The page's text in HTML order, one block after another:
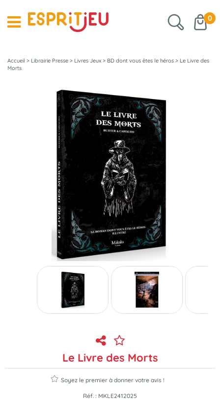
0
Accueil > Librairie Presse > Livres Jeux > BD dont vous êtes le héros > Le Livre des
Morts
Le Livre des Morts
Soyez le premier à donner votre avis !
Réf. : MKLE2412025